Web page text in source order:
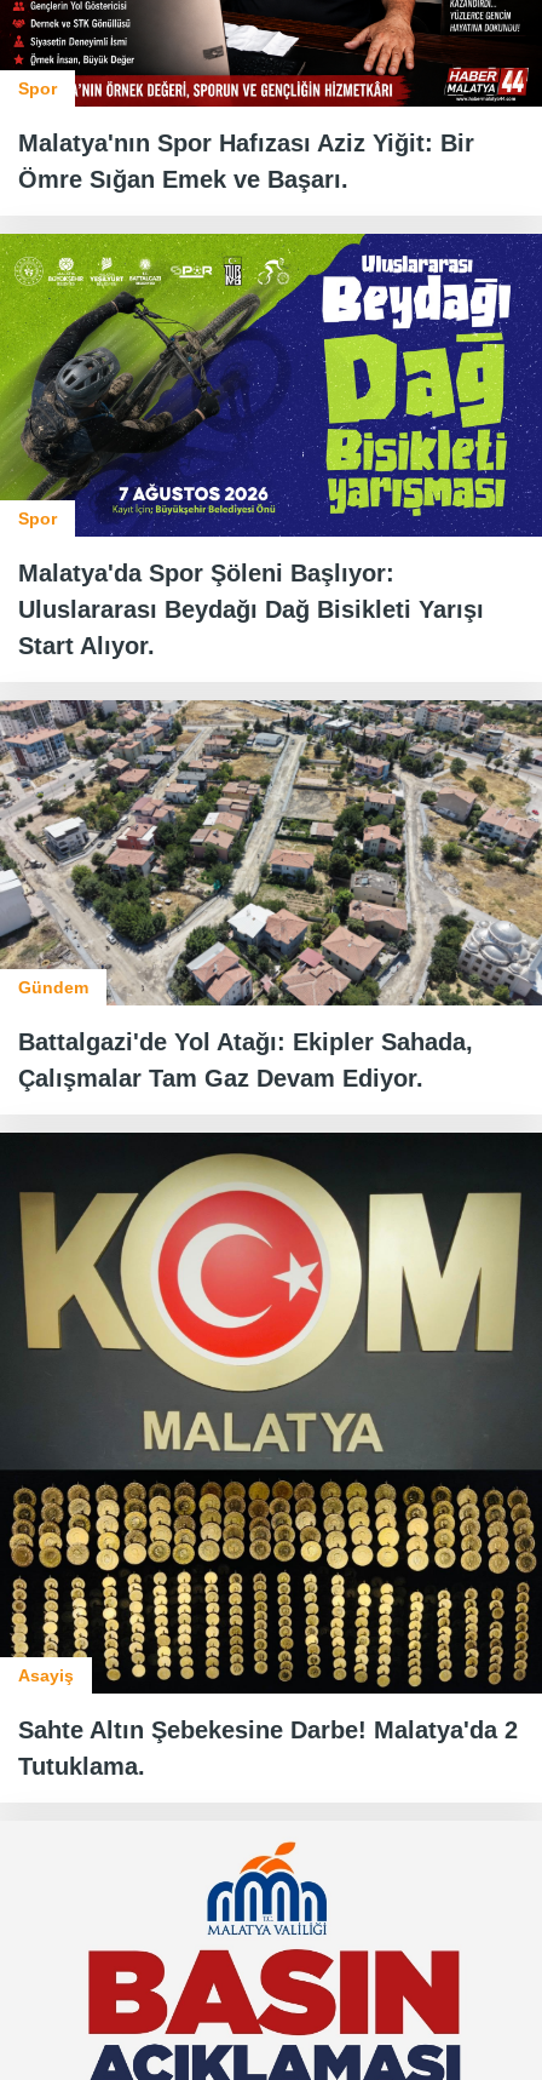
Spor
Malatya'nın Spor Hafızası Aziz Yiğit: Bir
Ömre Sığan Emek ve Başarı.
Spor
Malatya'da Spor Şöleni Başlıyor:
Uluslararası Beydağı Dağ Bisikleti Yarışı
Start Alıyor.
Gündem
Battalgazi'de Yol Atağı: Ekipler Sahada,
Çalışmalar Tam Gaz Devam Ediyor.
Asayiş
Sahte Altın Şebekesine Darbe! Malatya'da 2
Tutuklama.